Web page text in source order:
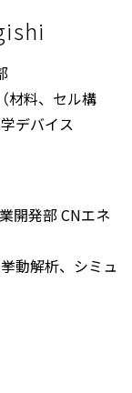
材料、セル構
デバイス
開発部 CNエネ
動解析、シミュ